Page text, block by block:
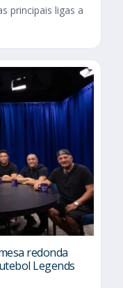
principais ligas a
redonda
Legends